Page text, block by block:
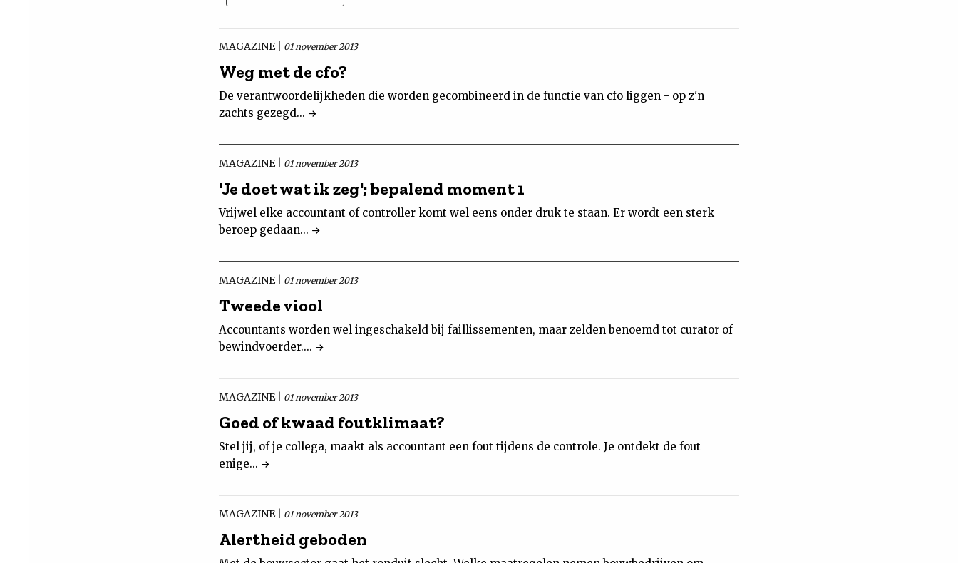
MAGAZINE | 01 november 2013
Weg met de cfo?
De verantwoordelijkheden die worden gecombineerd in de functie van cfo liggen - op z'n
zachts gezegd...
MAGAZINE | 01 november 2013
'Je doet wat ik zeg'; bepalend moment 1
Vrijwel elke accountant of controller komt wel eens onder druk te staan. Er wordt een sterk
beroep gedaan...
MAGAZINE | 01 november 2013
Tweede viool
Accountants worden wel ingeschakeld bij faillissementen, maar zelden benoemd tot curator of
bewindvoerder....
MAGAZINE | 01 november 2013
Goed of kwaad foutklimaat?
Stel jij, of je collega, maakt als accountant een fout tijdens de controle. Je ontdekt de fout
enige...
MAGAZINE | 01 november 2013
Alertheid geboden